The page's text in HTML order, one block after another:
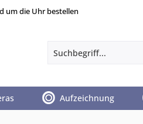
um die Uhr bestellen
Aufzeichnung